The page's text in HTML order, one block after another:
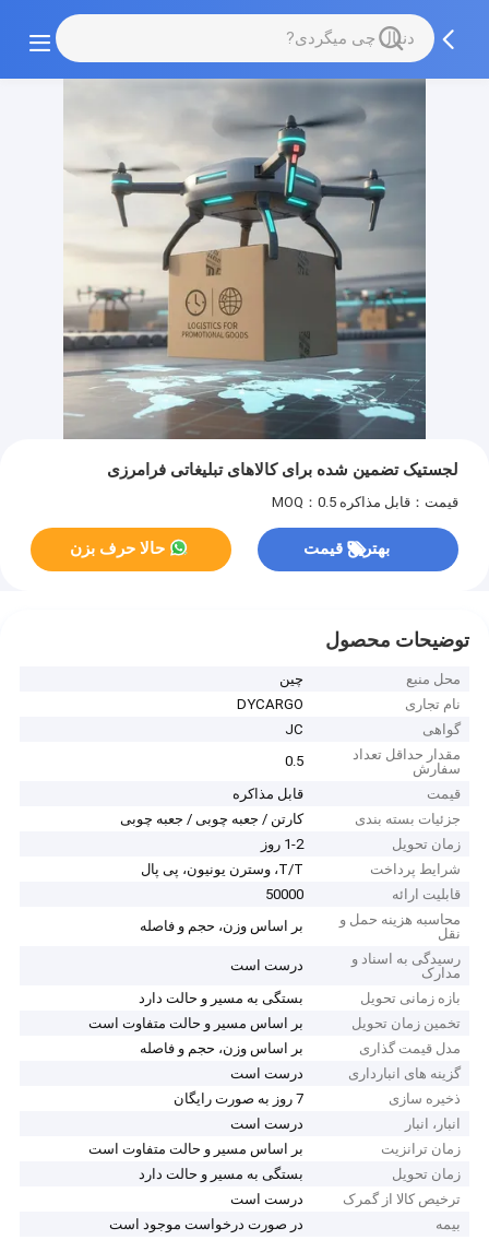
لجستیک تضمین شده برای کالاهای تبلیغاتی فرامرزی
قیمت：قابل مذاکره MOQ：0.5
بهترین قیمت حالا حرف بزن
توضیحات محصول
محل منبع
چین
نام تجاری
DYCARGO
گواهی
JC
مقدار حداقل تعداد
سفارش
0.5
قیمت
قابل مذاکره
جزئیات بسته بندی
کارتن / جعبه چوبی / جعبه چوبی
زمان تحویل
1-2 روز
شرایط پرداخت
T/T، وسترن یونیون، پی پال
قابلیت ارائه
50000
محاسبه هزینه حمل و
نقل
بر اساس وزن، حجم و فاصله
رسیدگی به اسناد و
مدارک
درست است
بازه زمانی تحویل
بستگی به مسیر و حالت دارد
تخمین زمان تحویل
بر اساس مسیر و حالت متفاوت است
مدل قیمت گذاری
بر اساس وزن، حجم و فاصله
گزینه های انبارداری
درست است
ذخیره سازی
7 روز به صورت رایگان
انبار، انبار
درست است
زمان ترانزیت
بر اساس مسیر و حالت متفاوت است
زمان تحویل
بستگی به مسیر و حالت دارد
ترخیص کالا از گمرک
درست است
بیمه
در صورت درخواست موجود است